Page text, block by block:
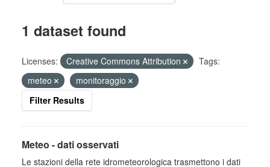
1 dataset found
Licenses: Creative Commons Attribution
Tags:
meteo
monitoraggio
Filter Results
Meteo - dati osservati
Le stazioni della rete idrometeorologica trasmettono i dati